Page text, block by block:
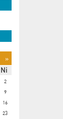
»
Ni
2
9
16
23